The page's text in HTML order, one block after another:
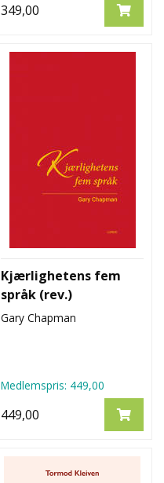
349,00
Kjærlighetens fem
språk (rev.)
Gary Chapman
Medlemspris: 449,00
449,00